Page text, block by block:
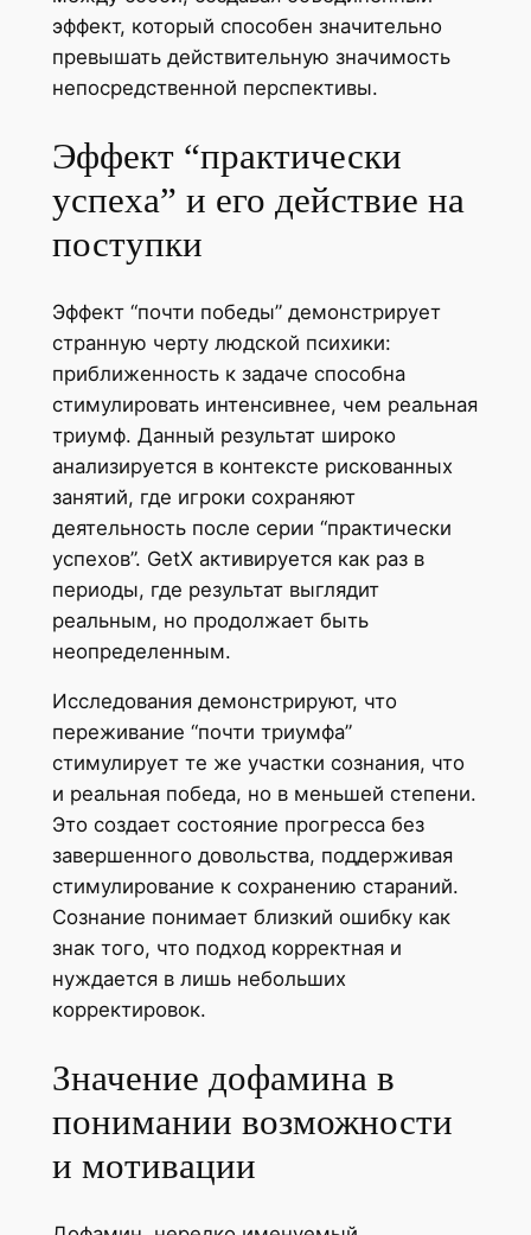
эффект, который способен значительно
превышать действительную значимость
непосредственной перспективы.
Эффект “практически
успеха” и его действие на
поступки
Эффект “почти победы” демонстрирует
странную черту людской психики:
приближенность к задаче способна
стимулировать интенсивнее, чем реальная
триумф. Данный результат широко
анализируется в контексте рискованных
занятий, где игроки сохраняют
деятельность после серии “практически
успехов”. GetX активируется как раз в
периоды, где результат выглядит
реальным, но продолжает быть
неопределенным.
Исследования демонстрируют, что
переживание “почти триумфа”
стимулирует те же участки сознания, что
и реальная победа, но в меньшей степени.
Это создает состояние прогресса без
завершенного довольства, поддерживая
стимулирование к сохранению стараний.
Сознание понимает близкий ошибку как
знак того, что подход корректная и
нуждается в лишь небольших
корректировок.
Значение дофамина в
понимании возможности
и мотивации